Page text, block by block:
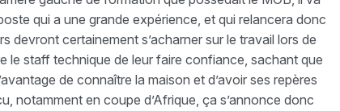
qui a une grande expérience, et qui relancera donc
devront certainement s’acharner sur le travail lors de
le staff technique de leur faire confiance, sachant que
de connaître la maison et d’avoir ses repères
notamment en coupe d’Afrique, ça s’annonce donc